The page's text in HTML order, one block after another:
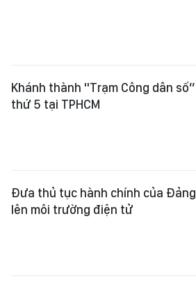
Khánh thành "Trạm Công dân số”
thứ 5 tại TPHCM
Đưa thủ tục hành chính của Đảng
lên môi trường điện tử